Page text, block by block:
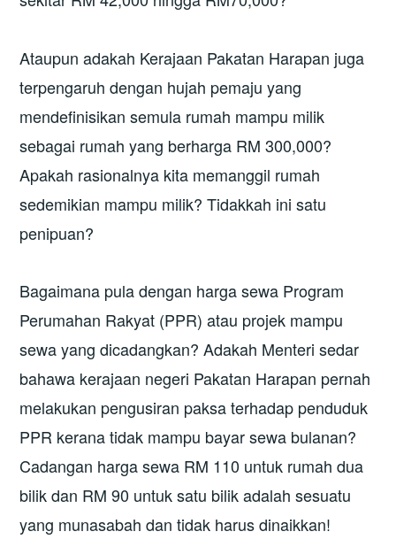
Ataupun adakah Kerajaan Pakatan Harapan juga
terpengaruh dengan hujah pemaju yang
mendefinisikan semula rumah mampu milik
sebagai rumah yang berharga RM 300,000?
Apakah rasionalnya kita memanggil rumah
sedemikian mampu milik? Tidakkah ini satu
penipuan?
Bagaimana pula dengan harga sewa Program
Perumahan Rakyat (PPR) atau projek mampu
sewa yang dicadangkan? Adakah Menteri sedar
bahawa kerajaan negeri Pakatan Harapan pernah
melakukan pengusiran paksa terhadap penduduk
PPR kerana tidak mampu bayar sewa bulanan?
Cadangan harga sewa RM 110 untuk rumah dua
bilik dan RM 90 untuk satu bilik adalah sesuatu
yang munasabah dan tidak harus dinaikkan!